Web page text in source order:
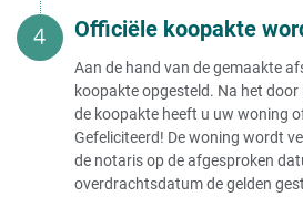
Officiële koopakte
Aan de hand van de gemaakte
koopakte opgesteld. Na het
de koopakte heeft u uw woning
Gefeliciteerd! De woning wordt
de notaris op de afgesproken
overdrachtsdatum de gelden